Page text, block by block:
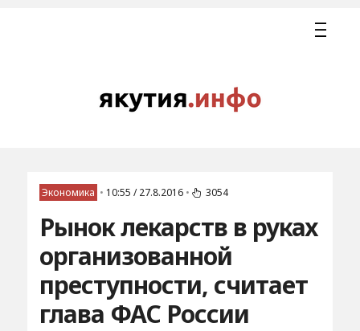
Экономика • 10:55 / 27.8.2016 • 3054
Рынок лекарств в руках
организованной
преступности, считает
глава ФАС России